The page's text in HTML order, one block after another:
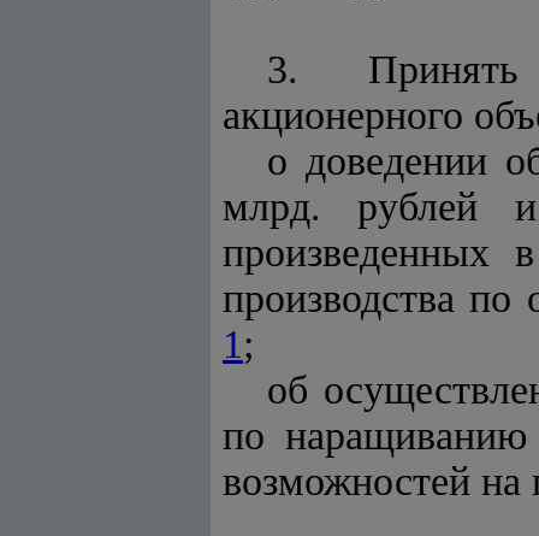
3. Принять
акционерного
о доведении
млрд. рублей
произведенных
производства
1;
об
по наращиванию
возможностей